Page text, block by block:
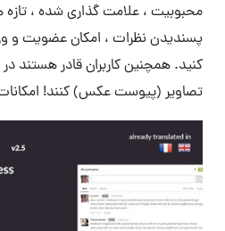
محبوبیت ، علامت گذاری شده ، تازه
پسندیدن نظرات ، امکان عضویت و
کنید. همچنین کاربران قادر هستند
تصاویر (پیوست عکس) کنند! امکانات